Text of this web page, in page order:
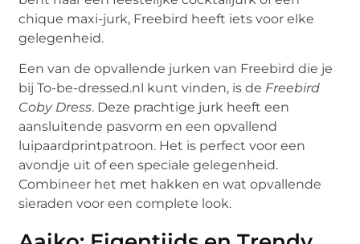
chique maxi-jurk, Freebird heeft iets voor elke
gelegenheid.
Een van de opvallende jurken van Freebird die je
bij To-be-dressed.nl kunt vinden, is de Freebird
Coby Dress. Deze prachtige jurk heeft een
aansluitende pasvorm en een opvallend
luipaardprintpatroon. Het is perfect voor een
avondje uit of een speciale gelegenheid.
Combineer het met hakken en wat opvallende
sieraden voor een complete look.